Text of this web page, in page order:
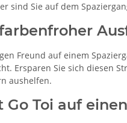
sind Sie auf dem
Freund auf einem
Ersparen Sie sich diesen
aushelfen.
Toi auf